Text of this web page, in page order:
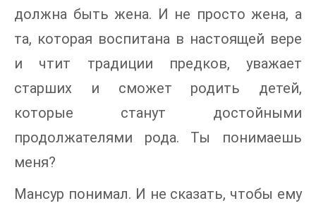
должна быть жена. И не просто жена, а
та, которая воспитана в настоящей вере
и чтит традиции предков, уважает
старших и сможет родить детей,
которые станут достойными
продолжателями рода. Ты понимаешь
меня?
Мансур понимал. И не сказать, чтобы ему